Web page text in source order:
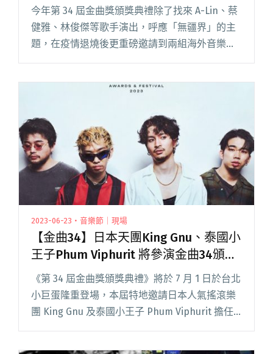
場
今年第 34 屆金曲獎頒獎典禮除了找來 A-Lin、蔡
健雅、林俊傑等歌手演出，呼應「無疆界」的主
題，在疫情退燒後更重磅邀請到兩組海外音樂人
——泰國小王子 Phum Viphurit、日本超人氣樂團
"【金曲34】引大批日本歌迷苦守金曲直播 日本
2023-06-23・音樂節｜現場
【金曲34】日本天團King Gnu、泰國小
王子Phum Viphurit 將參演金曲34頒獎
典禮！
《第 34 屆金曲獎頒獎典禮》將於 7 月 1 日於台北
小巨蛋隆重登場，本屆特地邀請日本人氣搖滾樂
團 King Gnu 及泰國小王子 Phum Viphurit 擔任